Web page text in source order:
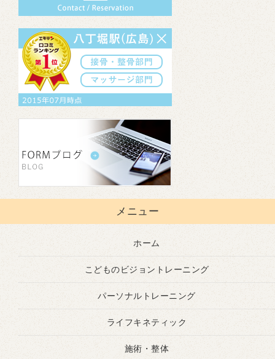
メニュー
ホーム
こどものビジョントレーニング
パーソナルトレーニング
ライフキネティック
施術・整体